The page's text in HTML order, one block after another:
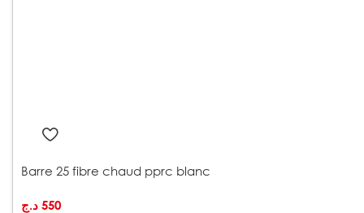
Barre 25 fibre chaud pprc blanc
550 د.ج